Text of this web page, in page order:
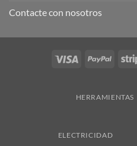
Contacte con nosotros
Visa PayPal
HERRAMIENTAS
ELECTRICIDAD